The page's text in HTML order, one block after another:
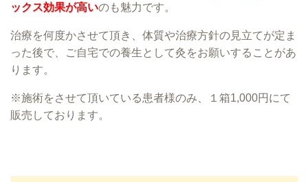
ックス効果が高いのも魅力です。
治療を何度かさせて頂き、体質や治療方針の見立てが定ま
った後で、ご自宅での養生として灸をお願いすることがあ
ります。
※施術をさせて頂いている患者様のみ、１箱1,000円にて
販売しております。